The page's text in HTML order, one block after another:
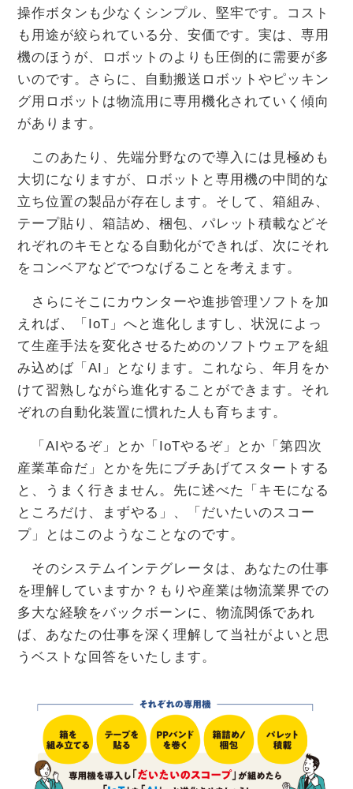
操作ボタンも少なくシンプル、堅牢です。コスト
も用途が絞られている分、安価です。実は、専用
機のほうが、ロボットのよりも圧倒的に需要が多
いのです。さらに、自動搬送ロボットやピッキン
グ用ロボットは物流用に専用機化されていく傾向
があります。
このあたり、先端分野なので導入には見極めも
大切になりますが、ロボットと専用機の中間的な
立ち位置の製品が存在します。そして、箱組み、
テープ貼り、箱詰め、梱包、パレット積載などそ
れぞれのキモとなる自動化ができれば、次にそれ
をコンベアなどでつなげることを考えます。
さらにそこにカウンターや進捗管理ソフトを加
えれば、「IoT」へと進化しますし、状況によっ
て生産手法を変化させるためのソフトウェアを組
み込めば「AI」となります。これなら、年月をか
けて習熟しながら進化することができます。それ
ぞれの自動化装置に慣れた人も育ちます。
「AIやるぞ」とか「IoTやるぞ」とか「第四次
産業革命だ」とかを先にブチあげてスタートする
と、うまく行きません。先に述べた「キモになる
ところだけ、まずやる」、「だいたいのスコー
プ」とはこのようなことなのです。
そのシステムインテグレータは、あなたの仕事
を理解していますか？もりや産業は物流業界での
多大な経験をバックボーンに、物流関係であれ
ば、あなたの仕事を深く理解して当社がよいと思
うベストな回答をいたします。